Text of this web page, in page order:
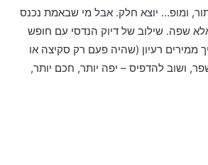
ומופ… יוצא חלק. אבל מי שבאמת נכנס
שפה. שילוב של דיוק הנדסי עם חופש
ממירים רעיון (שהיה פעם רק סקיצה או
ושוב להדפיס – יפה יותר, חכם יותר,